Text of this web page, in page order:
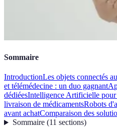
Sommaire
IntroductionLes objets connectés
et télémédecine : un duo gagnant
dédiéesIntelligence Artificielle
livraison de médicamentsRobots
avant achatComparaison des
Sommaire(11 sections)